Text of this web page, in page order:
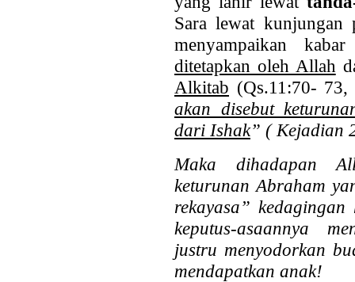
Sara lewat kunjungan
menyampaikan
ditetapkan oleh Allah
Alkitab (Qs.11:70-
akan disebut
dari Ishak” ( Kejadian
Maka dihadapan
keturunan Abraham
rekayasa”
keputus-asaannya
justru menyodorkan
mendapatkan anak!